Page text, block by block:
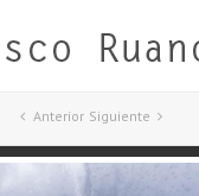
Anterior Siguiente